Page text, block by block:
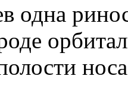
одна